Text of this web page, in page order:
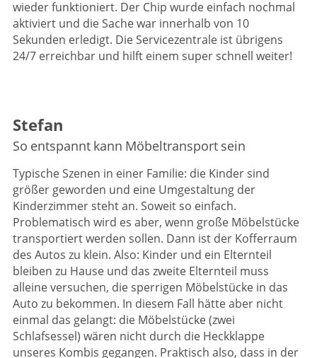
wieder funktioniert. Der Chip wurde einfach nochmal
aktiviert und die Sache war innerhalb von 10
Sekunden erledigt. Die Servicezentrale ist übrigens
24/7 erreichbar und hilft einem super schnell weiter!
Stefan
So entspannt kann Möbeltransport sein
Typische Szenen in einer Familie: die Kinder sind
größer geworden und eine Umgestaltung der
Kinderzimmer steht an. Soweit so einfach.
Problematisch wird es aber, wenn große Möbelstücke
transportiert werden sollen. Dann ist der Kofferraum
des Autos zu klein. Also: Kinder und ein Elternteil
bleiben zu Hause und das zweite Elternteil muss
alleine versuchen, die sperrigen Möbelstücke in das
Auto zu bekommen. In diesem Fall hätte aber nicht
einmal das gelangt: die Möbelstücke (zwei
Schlafsessel) wären nicht durch die Heckklappe
unseres Kombis gegangen. Praktisch also, dass in der